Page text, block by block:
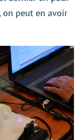
on peut en avoir